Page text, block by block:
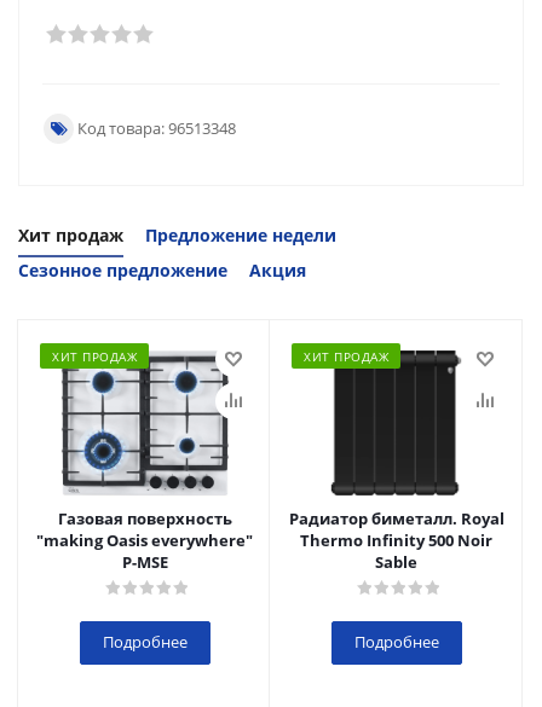
Код товара: 96513348
Хит продаж
Предложение недели
Сезонное предложение
Акция
ХИТ ПРОДАЖ
Газовая поверхность
"making Oasis everywhere"
P-MSE
Подробнее
ХИТ ПРОДАЖ
Радиатор биметалл. Royal
Thermo Infinity 500 Noir
Sable
Подробнее